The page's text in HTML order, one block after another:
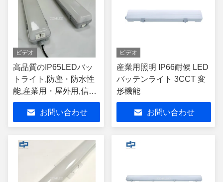
ビデオ
高品質のIP65LEDバッ
トライト,防塵・防水性
能,産業用・屋外用,信頼
性の高い性能,高出力
お問い合わせ
ビデオ
産業用照明 IP66耐候 LED
バッテンライト 3CCT 変
形機能
お問い合わせ